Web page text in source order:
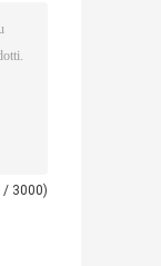
/ 3000)